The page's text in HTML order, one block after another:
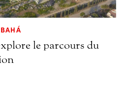
le parcours du